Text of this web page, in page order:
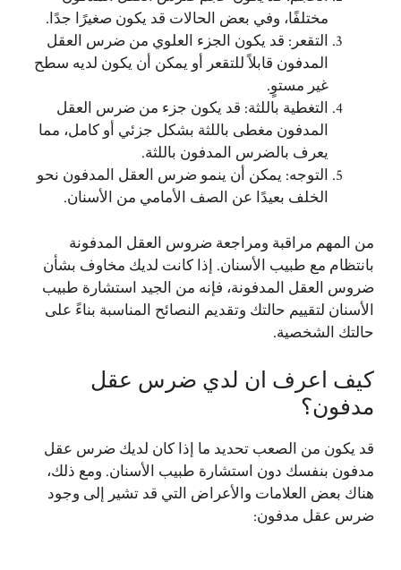
مختلفًا، وفي بعض الحالات قد يكون صغيرًا جدًا.
التقعر: قد يكون الجزء العلوي من ضرس العقل
المدفون قابلاً للتقعر أو يمكن أن يكون لديه سطح
غير مستوٍ.
التغطية باللثة: قد يكون جزء من ضرس العقل
المدفون مغطى باللثة بشكل جزئي أو كامل، مما
يعرف بالضرس المدفون باللثة.
التوجه: يمكن أن ينمو ضرس العقل المدفون نحو
الخلف بعيدًا عن الصف الأمامي من الأسنان.
من المهم مراقبة ومراجعة ضروس العقل المدفونة
بانتظام مع طبيب الأسنان. إذا كانت لديك مخاوف بشأن
ضروس العقل المدفونة، فإنه من الجيد استشارة طبيب
الأسنان لتقييم حالتك وتقديم النصائح المناسبة بناءً على
حالتك الشخصية.
كيف اعرف ان لدي ضرس عقل
مدفون؟
قد يكون من الصعب تحديد ما إذا كان لديك ضرس عقل
مدفون بنفسك دون استشارة طبيب الأسنان. ومع ذلك،
هناك بعض العلامات والأعراض التي قد تشير إلى وجود
ضرس عقل مدفون: